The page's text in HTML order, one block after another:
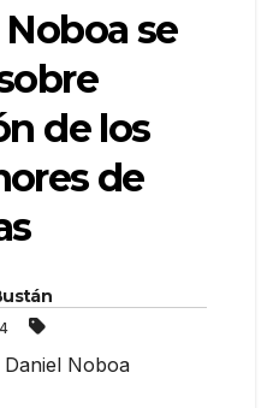
se
de los
de
Noboa